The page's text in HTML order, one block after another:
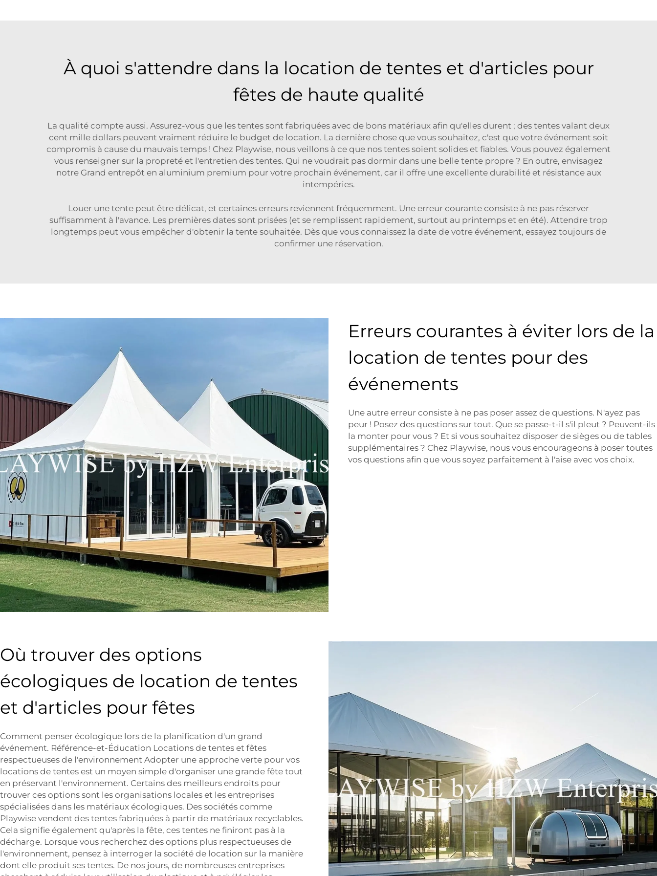
À quoi s'attendre dans la location de tentes et d'articles pour
fêtes de haute qualité
La qualité compte aussi. Assurez-vous que les tentes sont fabriquées avec de bons matériaux afin qu'elles durent ; des tentes valant deux
cent mille dollars peuvent vraiment réduire le budget de location. La dernière chose que vous souhaitez, c'est que votre événement soit
compromis à cause du mauvais temps ! Chez Playwise, nous veillons à ce que nos tentes soient solides et fiables. Vous pouvez également
vous renseigner sur la propreté et l'entretien des tentes. Qui ne voudrait pas dormir dans une belle tente propre ? En outre, envisagez
notre Grand entrepôt en aluminium premium pour votre prochain événement, car il offre une excellente durabilité et résistance aux
intempéries.
Louer une tente peut être délicat, et certaines erreurs reviennent fréquemment. Une erreur courante consiste à ne pas réserver
suffisamment à l'avance. Les premières dates sont prisées (et se remplissent rapidement, surtout au printemps et en été). Attendre trop
longtemps peut vous empêcher d'obtenir la tente souhaitée. Dès que vous connaissez la date de votre événement, essayez toujours de
confirmer une réservation.
Erreurs courantes à éviter lors de la
location de tentes pour des
événements
Une autre erreur consiste à ne pas poser assez de questions. N'ayez pas
peur ! Posez des questions sur tout. Que se passe-t-il s'il pleut ? Peuvent-ils
la monter pour vous ? Et si vous souhaitez disposer de sièges ou de tables
supplémentaires ? Chez Playwise, nous vous encourageons à poser toutes
vos questions afin que vous soyez parfaitement à l'aise avec vos choix.
Où trouver des options
écologiques de location de tentes
et d'articles pour fêtes
Comment penser écologique lors de la planification d'un grand
événement. Référence-et-Éducation Locations de tentes et fêtes
respectueuses de l'environnement Adopter une approche verte pour vos
locations de tentes est un moyen simple d'organiser une grande fête tout
en préservant l'environnement. Certains des meilleurs endroits pour
trouver ces options sont les organisations locales et les entreprises
spécialisées dans les matériaux écologiques. Des sociétés comme
Playwise vendent des tentes fabriquées à partir de matériaux recyclables.
Cela signifie également qu'après la fête, ces tentes ne finiront pas à la
décharge. Lorsque vous recherchez des options plus respectueuses de
l'environnement, pensez à interroger la société de location sur la manière
dont elle produit ses tentes. De nos jours, de nombreuses entreprises